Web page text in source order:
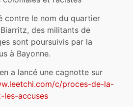
contre le nom du quartier
des militants de
sont poursuivis par la
à Bayonne.
a lancé une cagnotte sur
c/proces-de-la-
les-accuses